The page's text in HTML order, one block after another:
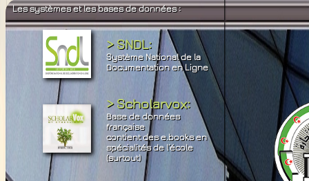
Les systèmes et les bases de données :
> SNDL:
Système National de la
Documentation en Ligne
> Scholarvox:
Base de données
française
contient des e.books en
spécialités de l’école
(surtout)